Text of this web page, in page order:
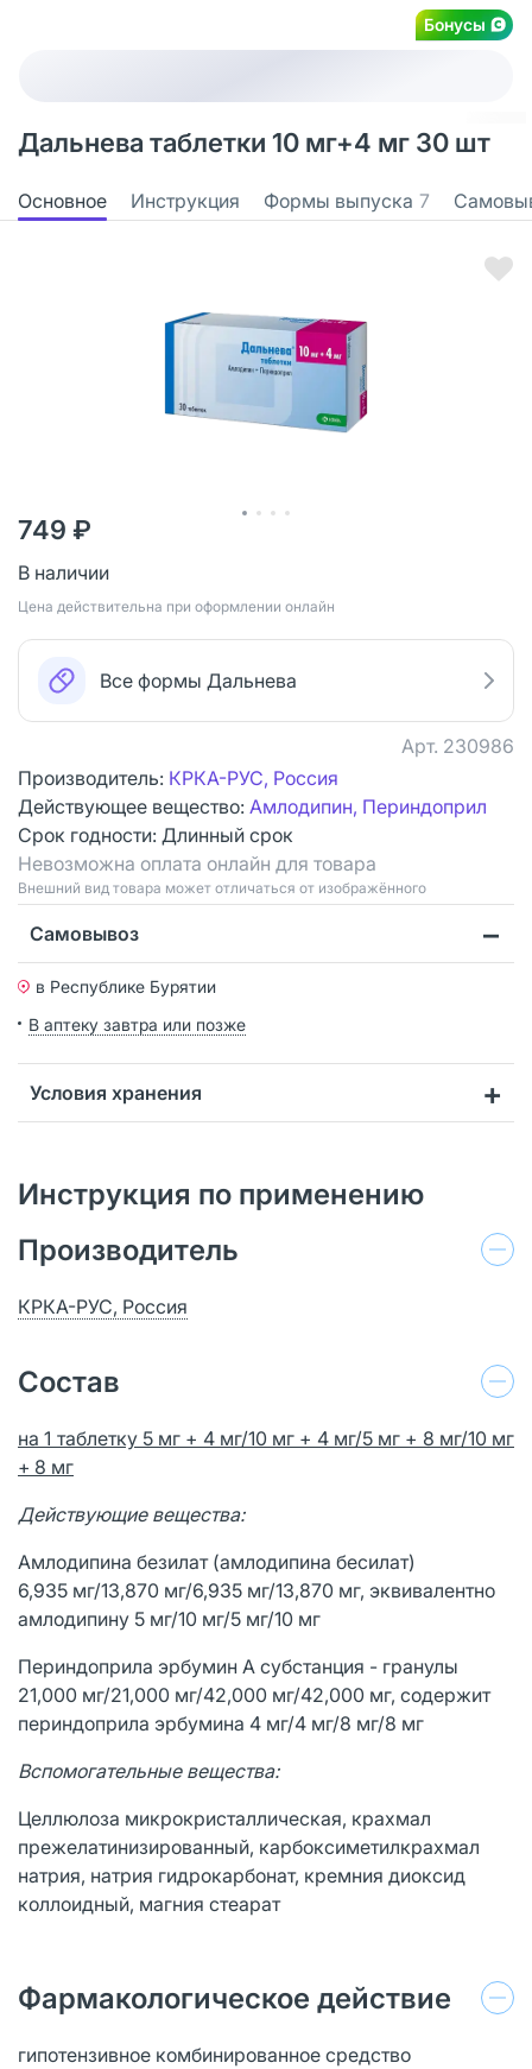
Бонусы
Дальнева таблетки 10 мг+4 мг 30 шт
Основное Инструкция Формы выпуска 7
749 ₽
В наличии
Цена действительна при оформлении онлайн
Все формы Дальнева
Арт. 230986
Производитель: КРКА-РУС, Россия
Действующее вещество: Амлодипин, Периндоприл
Срок годности: Длинный срок
Невозможна оплата онлайн для товара
Bнешний вид товара может отличаться от изображённого
Самовывоз
в Республике Бурятии
В аптеку завтра или позже
Условия хранения
Инструкция по применению
Производитель
КРКА-РУС, Россия
Состав
на 1 таблетку 5 мг + 4 мг/10 мг + 4 мг/5 мг + 8 мг/10 мг
+ 8 мг
Действующие вещества:
Амлодипина безилат (амлодипина бесилат)
6,935 мг/13,870 мг/6,935 мг/13,870 мг, эквивалентно
амлодипину 5 мг/10 мг/5 мг/10 мг
Периндоприла эрбумин А субстанция - гранулы
21,000 мг/21,000 мг/42,000 мг/42,000 мг, содержит
периндоприла эрбумина 4 мг/4 мг/8 мг/8 мг
Вспомогательные вещества:
Целлюлоза микрокристаллическая, крахмал
прежелатинизированный, карбоксиметилкрахмал
натрия, натрия гидрокарбонат, кремния диоксид
коллоидный, магния стеарат
Фармакологическое действие
гипотензивное комбинированное средство